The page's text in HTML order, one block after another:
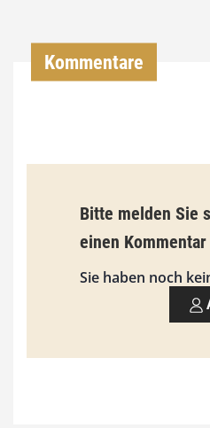
9
3
0
0
Kommentare
Bitte melden Sie
einen
Sie haben noch